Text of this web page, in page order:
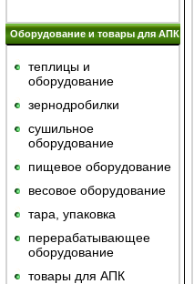
Оборудование и товары для АПК
теплицы и
оборудование
зернодробилки
сушильное
оборудование
пищевое оборудование
весовое оборудование
тара, упаковка
перерабатывающее
оборудование
товары для АПК